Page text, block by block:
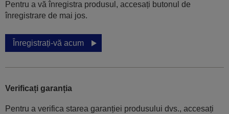
Pentru a vă înregistra produsul, accesați butonul de
înregistrare de mai jos.
Înregistrați-vă acum
Verificați garanția
Pentru a verifica starea garanției produsului dvs., accesați